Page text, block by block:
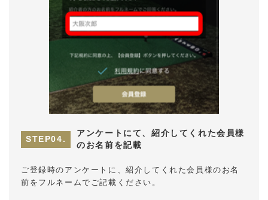
アンケートにて、紹介してくれた会員様
のお名前を記載
ご登録時のアンケートに、紹介してくれた会員様のお名
前をフルネームでご記載ください。